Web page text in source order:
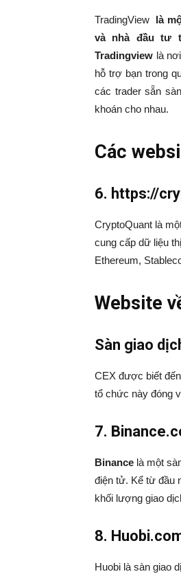
TradingView là
và nhà đầu tư
Tradingview là
hỗ trợ bạn trong
các trader sẵn
khoán cho nhau.
Các
6. https://
CryptoQuant là
cung cấp dữ liệu
Ethereum,
Website
Sàn giao
CEX được biết
tổ chức này đóng
7.
Binance là một
điện tử. Kể từ đầu
khối lượng giao
8.
Huobi là sàn giao